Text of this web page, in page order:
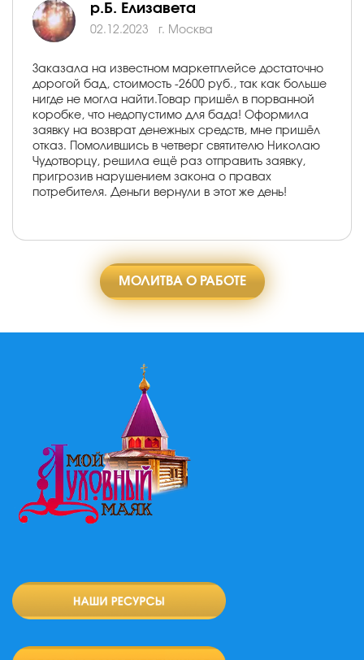
р.Б. Елизавета
02.12.2023 г. Москва
Заказала на известном маркетплейсе достаточно
дорогой бад, стоимость -2600 руб., так как больше
нигде не могла найти.Товар пришёл в порванной
коробке, что недопустимо для бада! Оформила
заявку на возврат денежных средств, мне пришёл
отказ. Помолившись в четверг святителю Николаю
Чудотворцу, решила ещё раз отправить заявку,
пригрозив нарушением закона о правах
потребителя. Деньги вернули в этот же день!
МОЛИТВА О РАБОТЕ